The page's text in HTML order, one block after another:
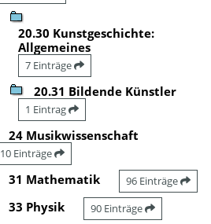
20.30 Kunstgeschichte:
Allgemeines
7 Einträge
20.31 Bildende Künstler
1 Eintrag
24 Musikwissenschaft
10 Einträge
31 Mathematik 96 Einträge
33 Physik 90 Einträge